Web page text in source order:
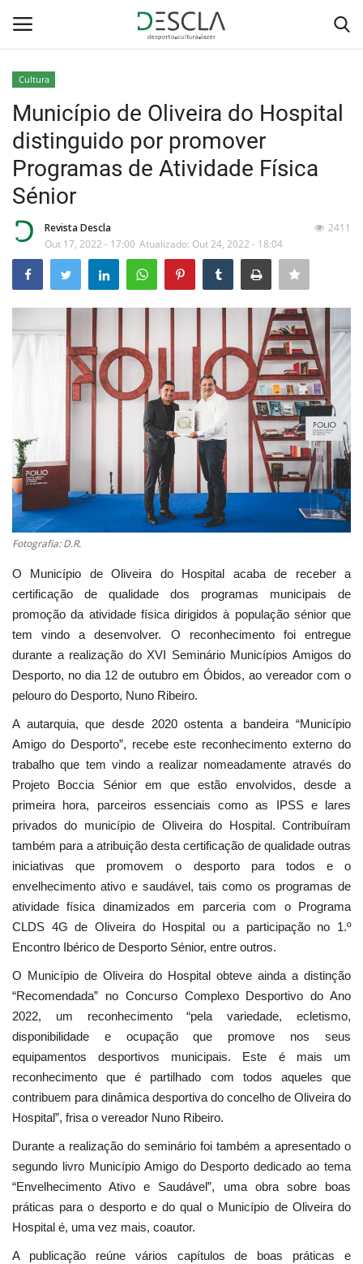
Home
...by Descla
Desporto
Contactos
Sobre Nós
Educação
Estatuto Editorial
Saúde
Ficha técnica
Cultura
Ambiente
Cultura
Município de Oliveira do Hospital
distinguido por promover
Programas de Atividade Física
Sénior
Revista Descla
Out 17, 2022 - 17:00 Atualizado: Out 24, 2022 - 18:04
2411
Fotografia: D.R.
O Município de Oliveira do Hospital acaba de receber a
certificação de qualidade dos programas municipais de
promoção da atividade física dirigidos à população sénior que
tem vindo a desenvolver. O reconhecimento foi entregue
durante a realização do XVI Seminário Municípios Amigos do
Desporto, no dia 12 de outubro em Óbidos, ao vereador com o
pelouro do Desporto, Nuno Ribeiro.
A autarquia, que desde 2020 ostenta a bandeira “Município
Amigo do Desporto”, recebe este reconhecimento externo do
trabalho que tem vindo a realizar nomeadamente através do
Projeto Boccia Sénior em que estão envolvidos, desde a
primeira hora, parceiros essenciais como as IPSS e lares
privados do município de Oliveira do Hospital. Contribuíram
também para a atribuição desta certificação de qualidade outras
iniciativas que promovem o desporto para todos e o
envelhecimento ativo e saudável, tais como os programas de
atividade física dinamizados em parceria com o Programa
CLDS 4G de Oliveira do Hospital ou a participação no 1.º
Encontro Ibérico de Desporto Sénior, entre outros.
O Município de Oliveira do Hospital obteve ainda a distinção
“Recomendada” no Concurso Complexo Desportivo do Ano
2022, um reconhecimento “pela variedade, ecletismo,
disponibilidade e ocupação que promove nos seus
equipamentos desportivos municipais. Este é mais um
reconhecimento que é partilhado com todos aqueles que
contribuem para dinâmica desportiva do concelho de Oliveira do
Hospital”, frisa o vereador Nuno Ribeiro.
Durante a realização do seminário foi também a apresentado o
segundo livro Município Amigo do Desporto dedicado ao tema
“Envelhecimento Ativo e Saudável”, uma obra sobre boas
práticas para o desporto e do qual o Município de Oliveira do
Hospital é, uma vez mais, coautor.
A publicação reúne vários capítulos de boas práticas e